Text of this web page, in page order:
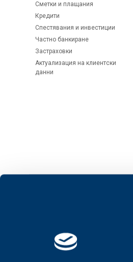
Сметки и плащания
Кредити
Спестявания и инвестиции
Частно банкиране
Застраховки
Актуализация на клиентски
данни